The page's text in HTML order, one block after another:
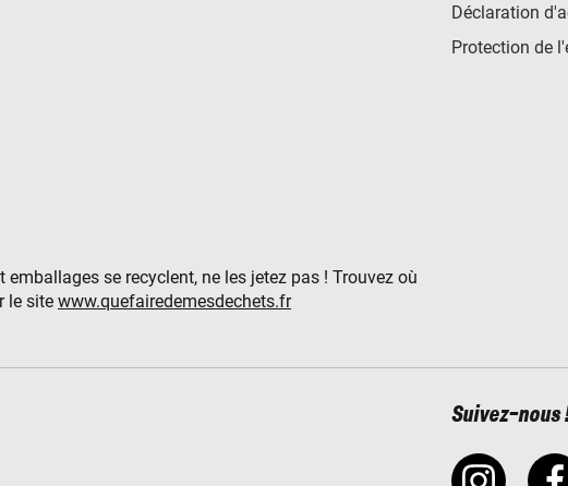
Déclaration
Protection de
emballages se recyclent, ne les jetez pas ! Trouvez où
le site www.quefairedemesdechets.fr
Suivez-nous